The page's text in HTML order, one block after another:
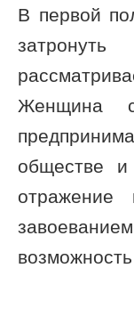
В первой
Женщина
обществе
отражение